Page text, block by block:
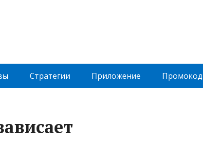
Cтратегии Приложение Промокод